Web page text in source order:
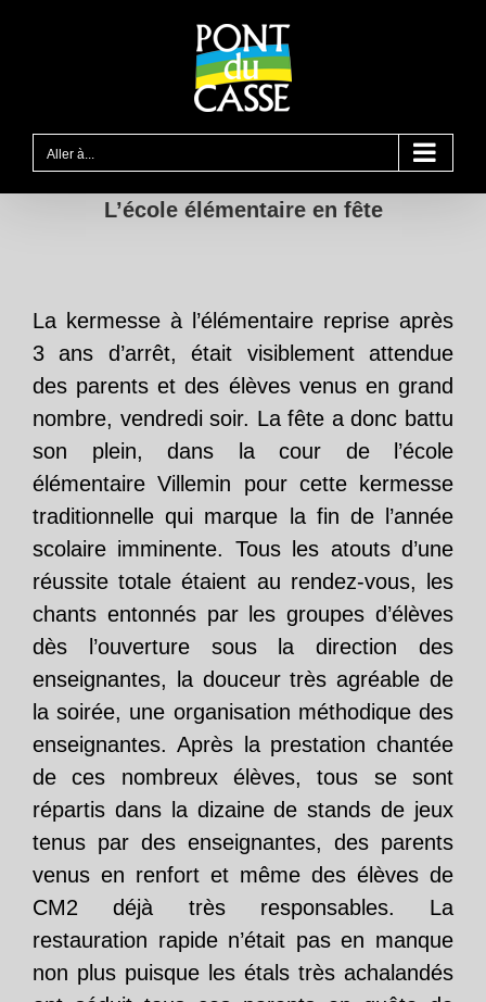
Aller à...
L’école élémentaire en fête
La kermesse à l’élémentaire reprise après
3 ans d’arrêt, était visiblement attendue
des parents et des élèves venus en grand
nombre, vendredi soir. La fête a donc battu
son plein, dans la cour de l’école
élémentaire Villemin pour cette kermesse
traditionnelle qui marque la fin de l’année
scolaire imminente. Tous les atouts d’une
réussite totale étaient au rendez-vous, les
chants entonnés par les groupes d’élèves
dès l’ouverture sous la direction des
enseignantes, la douceur très agréable de
la soirée, une organisation méthodique des
enseignantes. Après la prestation chantée
de ces nombreux élèves, tous se sont
répartis dans la dizaine de stands de jeux
tenus par des enseignantes, des parents
venus en renfort et même des élèves de
CM2 déjà très responsables. La
restauration rapide n’était pas en manque
non plus puisque les étals très achalandés